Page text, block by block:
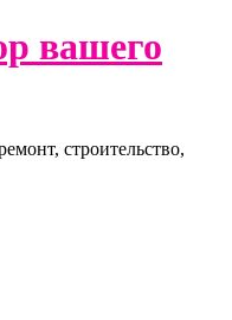
вашего
строительство,